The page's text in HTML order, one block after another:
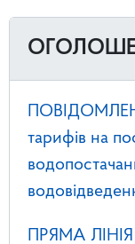
тарифів на
ПРЯМА ЛІНІЯ